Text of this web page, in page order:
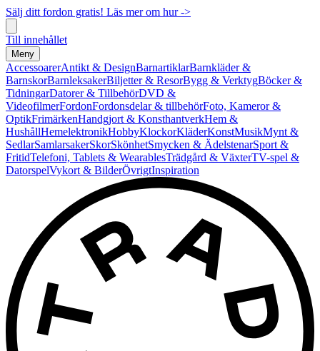
Sälj ditt fordon gratis! Läs mer om hur ->
Till innehållet
Meny
AccessoarerAntikt & DesignBarnartiklarBarnkläder &
BarnskorBarnleksakerBiljetter & ResorBygg & VerktygBöcker &
TidningarDatorer & TillbehörDVD &
VideofilmerFordonFordonsdelar & tillbehörFoto, Kameror &
OptikFrimärkenHandgjort & KonsthantverkHem &
HushållHemelektronikHobbyKlockorKläderKonstMusikMynt &
SedlarSamlarsakerSkorSkönhetSmycken & ÄdelstenarSport &
FritidTelefoni, Tablets & WearablesTrädgård & VäxterTV-spel &
DatorspelVykort & BilderÖvrigtInspiration